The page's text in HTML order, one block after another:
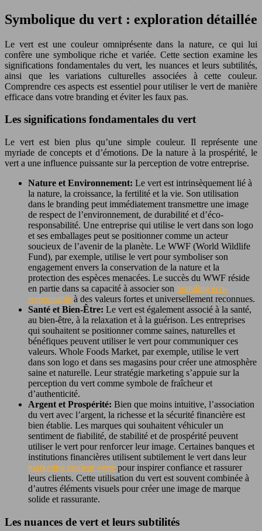
Symbolique du vert : exploration détaillée
Le vert est une couleur omniprésente dans la nature, ce qui lui
confère une symbolique riche et variée. Cette section examine les
significations fondamentales du vert, les nuances et leurs subtilités,
ainsi que les variations culturelles associées à cette couleur.
Comprendre ces aspects est essentiel pour utiliser le vert de manière
efficace dans votre branding et éviter les faux pas.
Les significations fondamentales du vert
Le vert est bien plus qu’une simple couleur. Il représente une
myriade de concepts et d’émotions. De la nature à la prospérité, le
vert a une influence puissante sur la perception de votre entreprise.
Nature et Environnement: Le vert est intrinsèquement lié à
la nature, la croissance, la fertilité et la vie. Son utilisation
dans le branding peut immédiatement transmettre une image
de respect de l’environnement, de durabilité et d’éco-
responsabilité. Une entreprise qui utilise le vert dans son logo
et ses emballages peut se positionner comme un acteur
soucieux de l’avenir de la planète. Le WWF (World Wildlife
Fund), par exemple, utilise le vert pour symboliser son
engagement envers la conservation de la nature et la
protection des espèces menacées. Le succès du WWF réside
en partie dans sa capacité à associer son branding éco-
responsable à des valeurs fortes et universellement reconnues.
Santé et Bien-Être: Le vert est également associé à la santé,
au bien-être, à la relaxation et à la guérison. Les entreprises
qui souhaitent se positionner comme saines, naturelles et
bénéfiques peuvent utiliser le vert pour communiquer ces
valeurs. Whole Foods Market, par exemple, utilise le vert
dans son logo et dans ses magasins pour créer une atmosphère
saine et naturelle. Leur stratégie marketing s’appuie sur la
perception du vert comme symbole de fraîcheur et
d’authenticité.
Argent et Prospérité: Bien que moins intuitive, l’association
du vert avec l’argent, la richesse et la sécurité financière est
bien établie. Les marques qui souhaitent véhiculer un
sentiment de fiabilité, de stabilité et de prospérité peuvent
utiliser le vert pour renforcer leur image. Certaines banques et
institutions financières utilisent subtilement le vert dans leur
marketing couleur verte pour inspirer confiance et rassurer
leurs clients. Cette utilisation du vert est souvent combinée à
d’autres éléments visuels pour créer une image de marque
solide et rassurante.
Les nuances de vert et leurs subtilités